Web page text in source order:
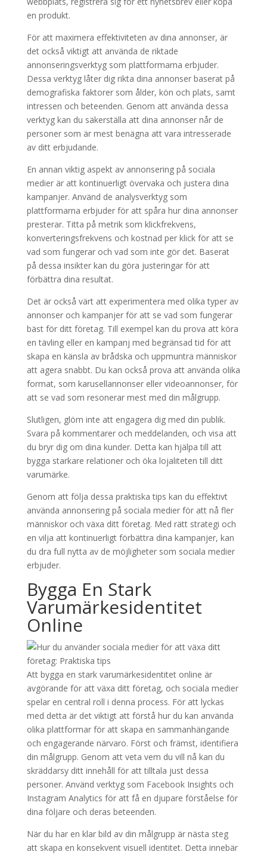
en produkt.
För att maximera effektiviteten av dina annonser, är
det också viktigt att använda de riktade
annonseringsverktyg som plattformarna erbjuder.
Dessa verktyg låter dig rikta dina annonser baserat på
demografiska faktorer som ålder, kön och plats, samt
intressen och beteenden. Genom att använda dessa
verktyg kan du säkerställa att dina annonser når de
personer som är mest benägna att vara intresserade
av ditt erbjudande.
En annan viktig aspekt av annonsering på sociala
medier är att kontinuerligt övervaka och justera dina
kampanjer. Använd de analysverktyg som
plattformarna erbjuder för att spåra hur dina annonser
presterar. Titta på metrik som klickfrekvens,
konverteringsfrekvens och kostnad per klick för att se
vad som fungerar och vad som inte gör det. Baserat
på dessa insikter kan du göra justeringar för att
förbättra dina resultat.
Det är också värt att experimentera med olika typer av
annonser och kampanjer för att se vad som fungerar
bäst för ditt företag. Till exempel kan du prova att köra
en tävling eller en kampanj med begränsad tid för att
skapa en känsla av brådska och uppmuntra människor
att agera snabbt. Du kan också prova att använda olika
format, som karusellannonser eller videoannonser, för
att se vad som resonerar mest med din målgrupp.
Slutligen, glöm inte att engagera dig med din publik.
Svara på kommentarer och meddelanden, och visa att
du bryr dig om dina kunder. Detta kan hjälpa till att
bygga starkare relationer och öka lojaliteten till ditt
varumärke.
Genom att följa dessa praktiska tips kan du effektivt
använda annonsering på sociala medier för att nå fler
människor och växa ditt företag. Med rätt strategi och
en vilja att kontinuerligt förbättra dina kampanjer, kan
du dra full nytta av de möjligheter som sociala medier
erbjuder.
Bygga En Stark
Varumärkesidentitet
Online
Att bygga en stark varumärkesidentitet online är
avgörande för att växa ditt företag, och sociala medier
spelar en central roll i denna process. För att lyckas
med detta är det viktigt att förstå hur du kan använda
olika plattformar för att skapa en sammanhängande
och engagerande närvaro. Först och främst, identifiera
din målgrupp. Genom att veta vem du vill nå kan du
skräddarsy ditt innehåll för att tilltala just dessa
personer. Använd verktyg som Facebook Insights och
Instagram Analytics för att få en djupare förståelse för
dina följare och deras beteenden.
När du har en klar bild av din målgrupp är nästa steg
att skapa en konsekvent visuell identitet. Detta innebär